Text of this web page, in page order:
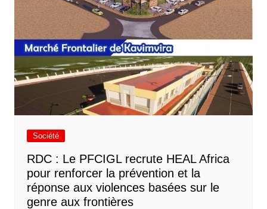
Société
RDC : Le PFCIGL recrute HEAL Africa
pour renforcer la prévention et la
réponse aux violences basées sur le
genre aux frontières